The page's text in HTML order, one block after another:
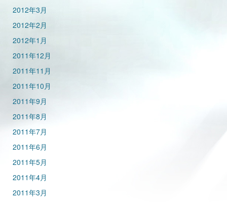
2012年3月
2012年2月
2012年1月
2011年12月
2011年11月
2011年10月
2011年9月
2011年8月
2011年7月
2011年6月
2011年5月
2011年4月
2011年3月